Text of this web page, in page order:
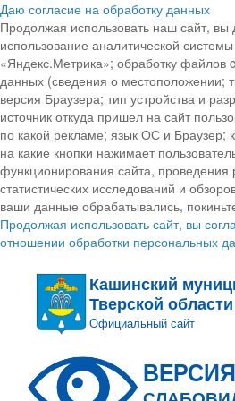
Даю согласие на обработку данных
Продолжая использовать наш сайт, вы
использование аналитической
«Яндекс.Метрика»; обработку файлов
данных (сведения о местоположении;
версия Браузера; тип устройства и
источник откуда пришел на сайт
по какой рекламе; язык ОС и Браузер;
на какие кнопки нажимает
функционирования сайта, проведения
статистических исследований и
ваши данные обрабатывались,
Продолжая использовать сайт, вы
отношении обработки персональных